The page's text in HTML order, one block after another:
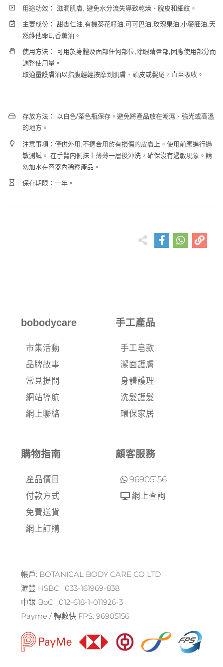
用途功效： 滋潤肌膚, 避免水分流失導致乾燥、脫皮和細紋。
主要成份： 甜杏仁油,有機茶花籽油,可可巴油,玫瑰果油,小麥胚油,天
然維他命E,香薰油。
使用方法： 可用於身體及面部任何部位,除眼睛唇部,因應使用部分而
調整使用量。
取適量護膚油以指腹輕輕按摩到肌膚、頭皮或髮尾，直至吸收。
存放方法： 以白色/茶色瓶保存。避免將產品放在潮濕、強光或高溫
的地方。
注意事項：僅供外用,不適合用於有損傷的皮膚上。使用前應進行過
敏測試。 在手臂内側抹上薄薄一層後沖洗，確保沒有過敏現象。請
勿加水在容器內稀釋產品。
保存期限：一年。
bobodycare
市集活動
品牌故事
常見提問
網站導航
網上聯絡
手工產品
手工皂款
潔面護膚
身體護理
洗髮護髮
環保家居
購物指南
產品價目
付款方式
免費送貨
網上訂購
顧客服務
96905156
網上查詢
帳戶: BOTANICAL BODY CARE CO LTD
滙豐 HSBC : 033-161969-838
中銀 BoC : 012-618-1-011926-3
Payme / 轉數快 FPS: 96905156